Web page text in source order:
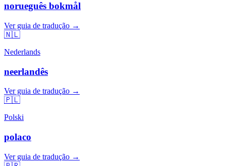
norueguês bokmål
Ver guia de tradução →
🇳🇱
Nederlands
neerlandês
Ver guia de tradução →
🇵🇱
Polski
polaco
Ver guia de tradução →